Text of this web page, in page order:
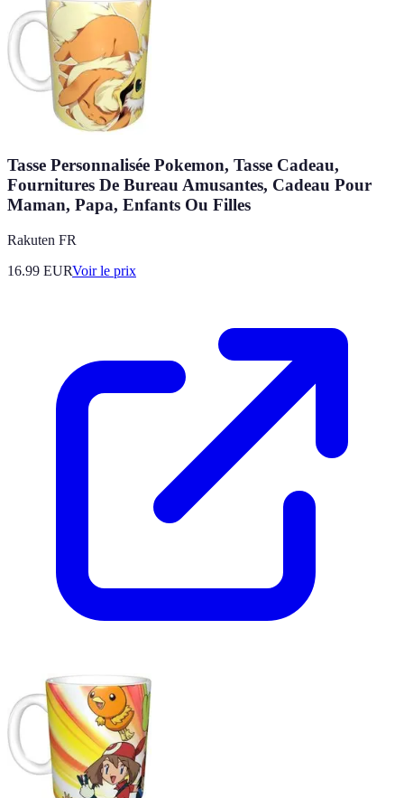
Tasse Personnalisée Pokemon, Tasse Cadeau,
Fournitures De Bureau Amusantes, Cadeau Pour
Maman, Papa, Enfants Ou Filles
Rakuten FR
16.99 EURVoir le prix